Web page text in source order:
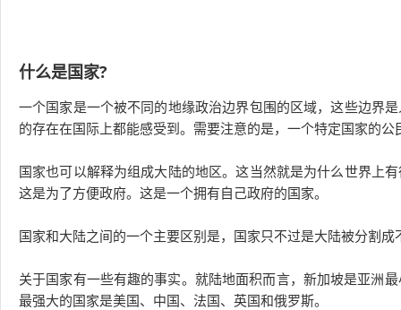
什么是国家?
一个国家是一个被不同的地缘政治边界包围的区域，这些边界
的存在在国际上都能感受到。需要注意的是，一个特定国家的
国家也可以解释为组成大陆的地区。这当然就是为什么世界上
这是为了方便政府。这是一个拥有自己政府的国家。
国家和大陆之间的一个主要区别是，国家只不过是大陆被分割
关于国家有一些有趣的事实。就陆地面积而言，新加坡是亚洲
最强大的国家是美国、中国、法国、英国和俄罗斯。